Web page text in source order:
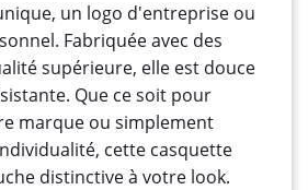
un logo d'entreprise ou
Fabriquée avec des
supérieure, elle est douce
Que ce soit pour
marque ou simplement
cette casquette
distinctive à votre look.